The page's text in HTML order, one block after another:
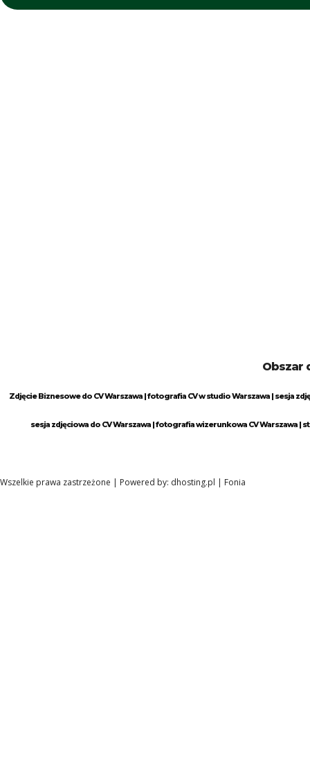
Obszar
Zdjęcie Biznesowe do CV Warszawa | fotografia CV w studio Warszawa | sesja
sesja zdjęciowa do CV Warszawa | fotografia wizerunkowa CV Warszawa
Wszelkie prawa zastrzeżone | Powered by: dhosting.pl | Fonia